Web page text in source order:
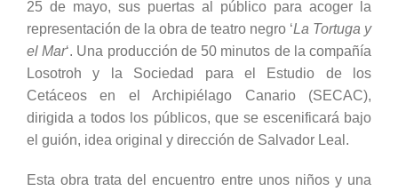
25 de mayo, sus puertas al público para acoger la
representación de la obra de teatro negro ‘La Tortuga y
el Mar‘. Una producción de 50 minutos de la compañía
Losotroh y la Sociedad para el Estudio de los
Cetáceos en el Archipiélago Canario (SECAC),
dirigida a todos los públicos, que se escenificará bajo
el guión, idea original y dirección de Salvador Leal.
Esta obra trata del encuentro entre unos niños y una